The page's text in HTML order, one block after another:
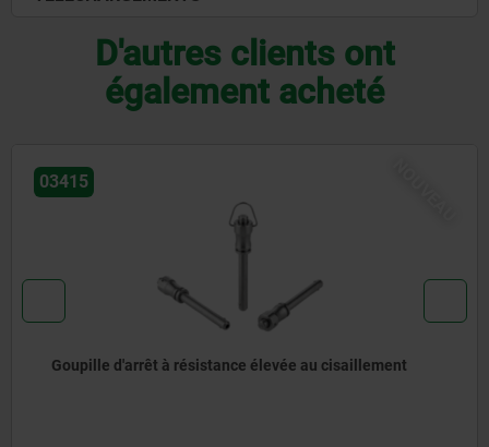
D'autres clients ont
également acheté
Goupille d'arrêt avec bouton de manœuvre en inox et